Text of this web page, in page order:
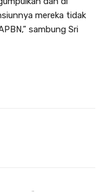
mereka tidak
sambung Sri